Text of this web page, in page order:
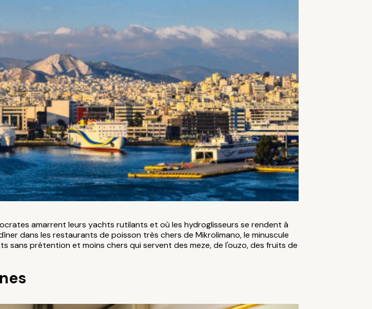
amarrent leurs yachts rutilants et où les hydroglisseurs se rendent à
dans les restaurants de poisson très chers de Mikrolimano, le minuscule
prétention et moins chers qui servent des meze, de l'ouzo, des fruits de